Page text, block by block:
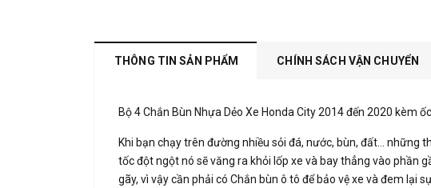
THÔNG TIN SẢN PHẨM CHÍNH SÁCH VẬN CHUYỂN
Bộ 4 Chắn Bùn Nhựa Dẻo Xe Honda City 2014 đến 2020 kèm
Khi bạn chạy trên đường nhiều sỏi đá, nước, bùn, đất... những
tốc đột ngột nó sẽ văng ra khỏi lốp xe và bay thẳng vào phần
gãy, vì vậy cần phải có Chắn bùn ô tô để bảo vệ xe và đem lại